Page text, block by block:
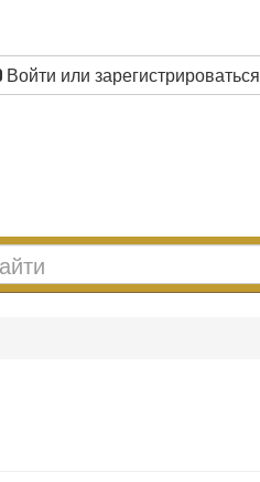
Войти или зарегистрироваться